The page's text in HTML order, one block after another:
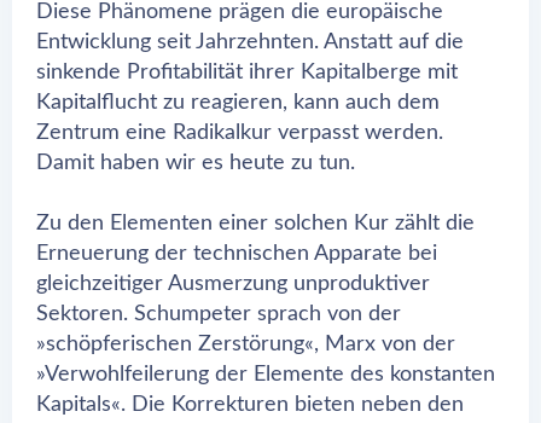
Diese Phänomene prägen die europäische
Entwicklung seit Jahrzehnten. Anstatt auf die
sinkende Profitabilität ihrer Kapitalberge mit
Kapitalflucht zu reagieren, kann auch dem
Zentrum eine Radikalkur verpasst werden.
Damit haben wir es heute zu tun.
Zu den Elementen einer solchen Kur zählt die
Erneuerung der technischen Apparate bei
gleichzeitiger Ausmerzung unproduktiver
Sektoren. Schumpeter sprach von der
»schöpferischen Zerstörung«, Marx von der
»Verwohlfeilerung der Elemente des konstanten
Kapitals«. Die Korrekturen bieten neben den